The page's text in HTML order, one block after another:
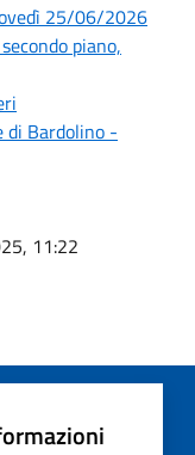
25/06/2026
piano,
di Bardolino -
11:22